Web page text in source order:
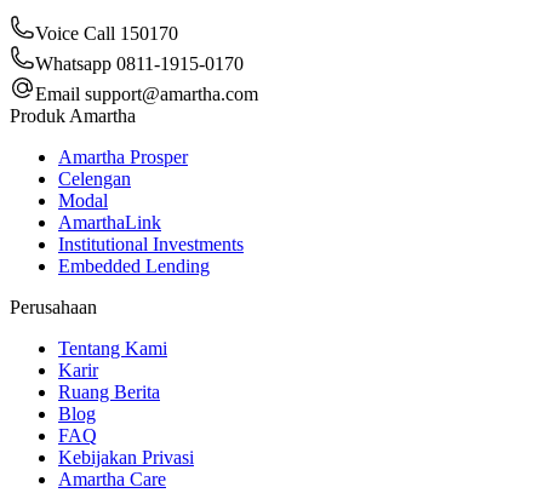
Voice Call 150170
Whatsapp 0811-1915-0170
Email support@amartha.com
Produk Amartha
Amartha Prosper
Celengan
Modal
AmarthaLink
Institutional Investments
Embedded Lending
Perusahaan
Tentang Kami
Karir
Ruang Berita
Blog
FAQ
Kebijakan Privasi
Amartha Care